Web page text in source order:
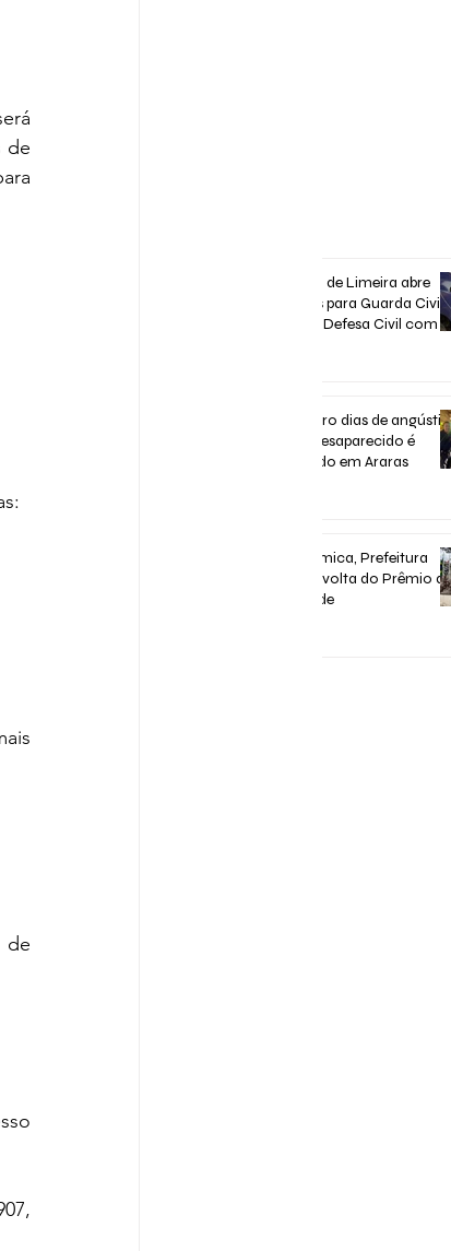
Concurso de Limeira abre
inscrições para Guarda Civil,
Trânsito e Defesa Civil com
Após quatro dias de
homem desaparecido é
encontrado em Araras
Após polêmica, Prefeitura
confirma volta do Prêmio de
Assiduidade
de
de